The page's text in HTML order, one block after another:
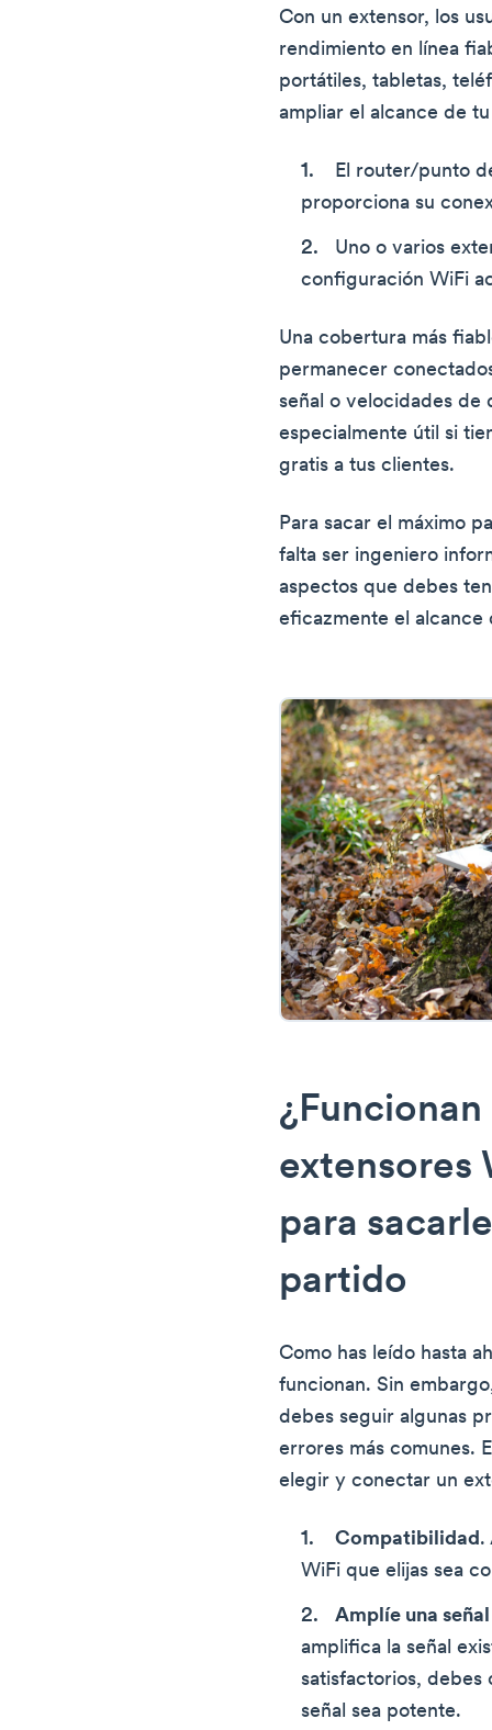
Con un extensor, los
rendimiento en línea
portátiles, tabletas,
ampliar el alcance de
El router/punto
proporciona su
Uno o varios
configuración WiFi
Una cobertura más
permanecer
señal o velocidades de
especialmente útil si
gratis a tus clientes.
Para sacar el máximo
falta ser ingeniero
aspectos que debes
eficazmente el
extensores
para
partido
Como has leído hasta
funcionan. Sin
debes seguir algunas
errores más comunes.
elegir y conectar un
Compatibilidad.
WiFi que elijas sea
Amplíe una
amplifica la señal
satisfactorios, debes
señal sea potente.